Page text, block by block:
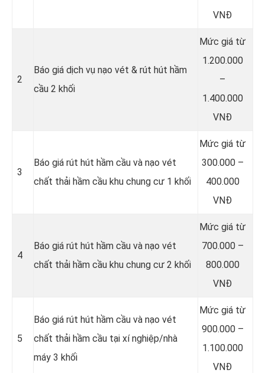
VNĐ
2
Báo giá dịch vụ nạo vét & rút hút hầm
cầu 2 khối
Mức giá từ
1.200.000
–
1.400.000
VNĐ
3
Báo giá rút hút hầm cầu và nạo vét
chất thải hầm cầu khu chung cư 1 khối
Mức giá từ
300.000 –
400.000
VNĐ
4
Báo giá rút hút hầm cầu và nạo vét
chất thải hầm cầu khu chung cư 2 khối
Mức giá từ
700.000 –
800.000
VNĐ
5
Báo giá rút hút hầm cầu và nạo vét
chất thải hầm cầu tại xí nghiệp/nhà
máy 3 khối
Mức giá từ
900.000 –
1.100.000
VNĐ